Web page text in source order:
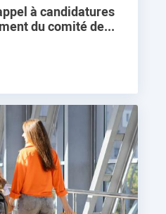
à candidatures
du comité de...